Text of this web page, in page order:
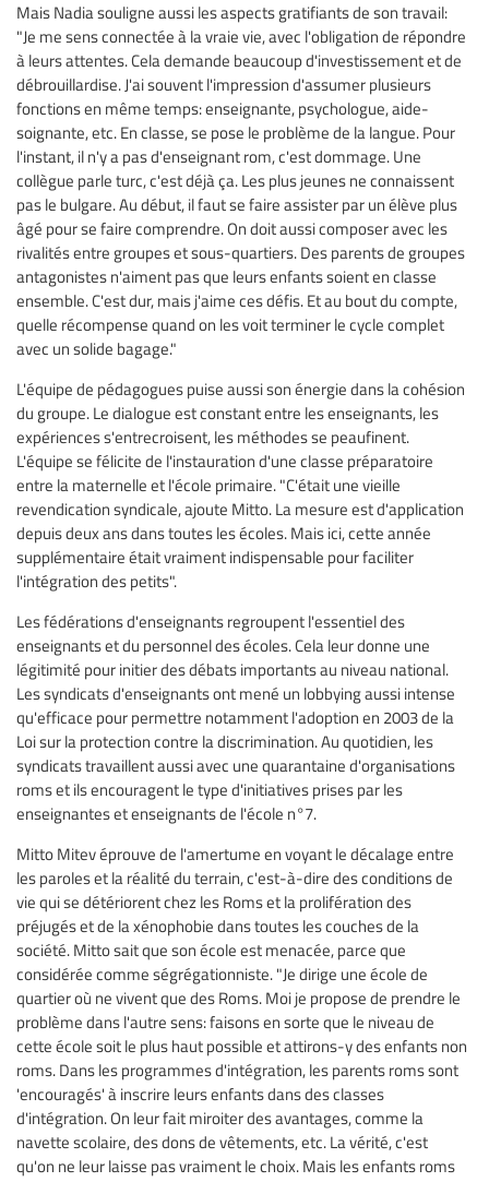
Mais Nadia souligne aussi les aspects gratifiants de son travail:
"Je me sens connectée à la vraie vie, avec l'obligation de répondre
à leurs attentes. Cela demande beaucoup d'investissement et de
débrouillardise. J'ai souvent l'impression d'assumer plusieurs
fonctions en même temps: enseignante, psychologue, aide-
soignante, etc. En classe, se pose le problème de la langue. Pour
l'instant, il n'y a pas d'enseignant rom, c'est dommage. Une
collègue parle turc, c'est déjà ça. Les plus jeunes ne connaissent
pas le bulgare. Au début, il faut se faire assister par un élève plus
âgé pour se faire comprendre. On doit aussi composer avec les
rivalités entre groupes et sous-quartiers. Des parents de groupes
antagonistes n'aiment pas que leurs enfants soient en classe
ensemble. C'est dur, mais j'aime ces défis. Et au bout du compte,
quelle récompense quand on les voit terminer le cycle complet
avec un solide bagage."
L'équipe de pédagogues puise aussi son énergie dans la cohésion
du groupe. Le dialogue est constant entre les enseignants, les
expériences s'entrecroisent, les méthodes se peaufinent.
L'équipe se félicite de l'instauration d'une classe préparatoire
entre la maternelle et l'école primaire. "C'était une vieille
revendication syndicale, ajoute Mitto. La mesure est d'application
depuis deux ans dans toutes les écoles. Mais ici, cette année
supplémentaire était vraiment indispensable pour faciliter
l'intégration des petits".
Les fédérations d'enseignants regroupent l'essentiel des
enseignants et du personnel des écoles. Cela leur donne une
légitimité pour initier des débats importants au niveau national.
Les syndicats d'enseignants ont mené un lobbying aussi intense
qu'efficace pour permettre notamment l'adoption en 2003 de la
Loi sur la protection contre la discrimination. Au quotidien, les
syndicats travaillent aussi avec une quarantaine d'organisations
roms et ils encouragent le type d'initiatives prises par les
enseignantes et enseignants de l'école n°7.
Mitto Mitev éprouve de l'amertume en voyant le décalage entre
les paroles et la réalité du terrain, c'est-à-dire des conditions de
vie qui se détériorent chez les Roms et la prolifération des
préjugés et de la xénophobie dans toutes les couches de la
société. Mitto sait que son école est menacée, parce que
considérée comme ségrégationniste. "Je dirige une école de
quartier où ne vivent que des Roms. Moi je propose de prendre le
problème dans l'autre sens: faisons en sorte que le niveau de
cette école soit le plus haut possible et attirons-y des enfants non
roms. Dans les programmes d'intégration, les parents roms sont
'encouragés' à inscrire leurs enfants dans des classes
d'intégration. On leur fait miroiter des avantages, comme la
navette scolaire, des dons de vêtements, etc. La vérité, c'est
qu'on ne leur laisse pas vraiment le choix. Mais les enfants roms